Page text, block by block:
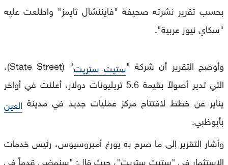
بحسب تقرير نشرته صحيفة "فايننشال تايمز" واطلعت عليه
"سكاي نيوز عربية".
وأوضح التقرير أن شركة "ستيت ستريت
" (State Street)،
التي تدير أصولاً بقيمة 5.6 تريليونات دولار، أعلنت في أواخر
يناير عن خطط لافتتاح مركز عمليات جديد في مدينة العين
بأبوظبي.
وأشار التقرير إلى ما صرح به يورغ أمبروسيوس، رئيس خدمات
الاستثمار في "ستيت ستريت"، حيث قال: "سنمضي قدماً في